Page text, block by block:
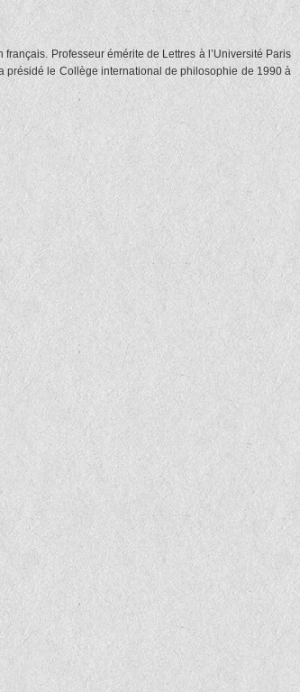
Professeur émérite de Lettres à l’Université Paris
présidé le Collège international de philosophie de 1990 à